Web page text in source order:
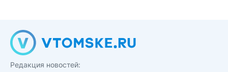
Редакция новостей: